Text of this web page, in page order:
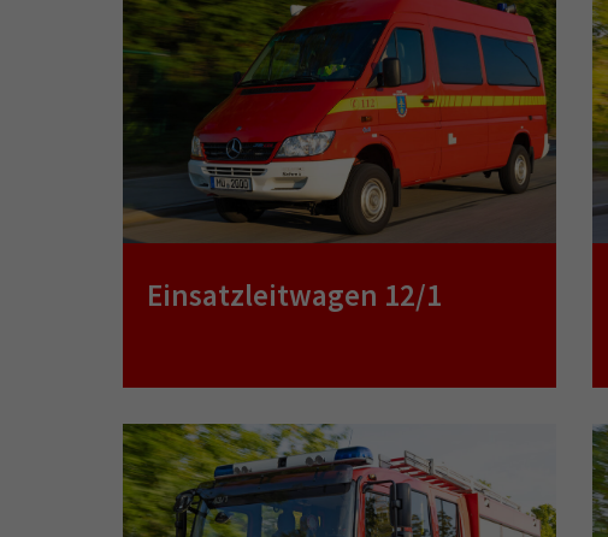
Einsatzleitwagen 12/1